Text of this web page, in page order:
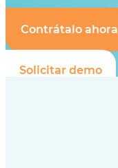
Contrátalo ahora
Solicitar demo